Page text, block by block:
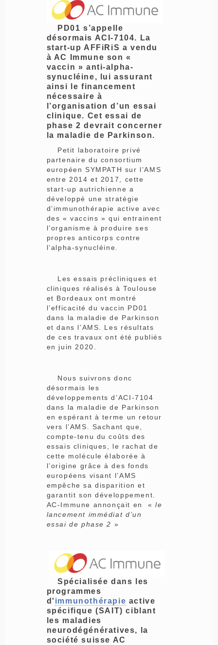
PD01 s’appelle
désormais ACI-7104. La
start-up AFFiRiS a vendu
à AC Immune son «
vaccin » anti-alpha-
synucléine, lui assurant
ainsi le financement
nécessaire à
l’organisation d’un essai
clinique. Cet essai de
phase 2 devrait concerner
la maladie de Parkinson.
Petit laboratoire privé
partenaire du consortium
européen SYMPATH sur l’AMS
entre 2014 et 2017, cette
start-up autrichienne a
développé une stratégie
d’immunothérapie active avec
des « vaccins » qui entrainent
l’organisme à produire ses
propres anticorps contre
l’alpha-synucléine.
Les essais précliniques et
cliniques réalisés à Toulouse
et Bordeaux ont montré
l’efficacité du vaccin PD01
dans la maladie de Parkinson
et dans l’AMS. Les résultats
de ces travaux ont été publiés
en juin 2020.
Nous suivrons donc
désormais les
développements d’ACI-7104
dans la maladie de Parkinson
en espérant à terme un retour
vers l’AMS. Sachant que,
compte-tenu du coûts des
essais cliniques, le rachat de
cette molécule élaborée à
l’origine grâce à des fonds
européens visant l’AMS
empêche sa disparition et
garantit son développement.
AC-Immune annonçait en «le
lancement immédiat d’un
essai de phase 2 »
Spécialisée dans les
programmes
d' immunothérapie active
spécifique (SAIT) ciblant
les maladies
neurodégénératives, la
société suisse AC